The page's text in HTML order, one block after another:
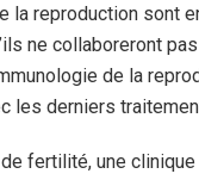
la reproduction sont
ne collaboreront
de la
les derniers
fertilité, une